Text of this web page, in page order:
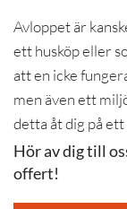
Avloppet är
ett husköp eller
att en icke
men även ett
detta åt dig på
Hör av dig till
offert!